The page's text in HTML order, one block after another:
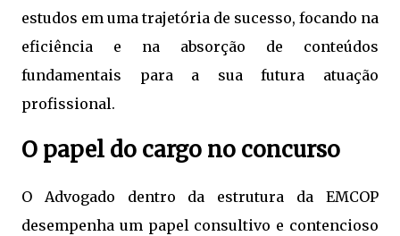
estudos em uma trajetória de sucesso, focando na
eficiência e na absorção de conteúdos
fundamentais para a sua futura atuação
profissional.
O papel do cargo no concurso
O Advogado dentro da estrutura da EMCOP
desempenha um papel consultivo e contencioso